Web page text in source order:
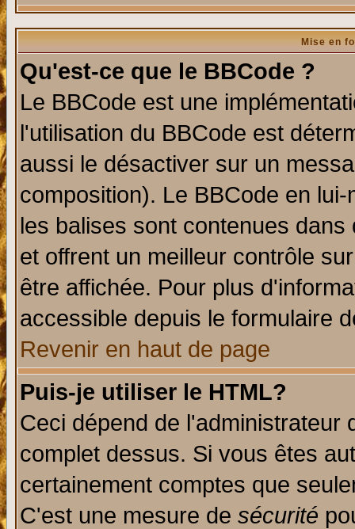
Mise en
Qu'est-ce que le BBCode ?
Le BBCode est une
l'utilisation du BBCode est
aussi le désactiver sur un
composition). Le BBCode en
les balises sont contenues
et offrent un meilleur contrôle
être affichée. Pour plus
accessible depuis le formulaire
Revenir en haut de page
Puis-je utiliser le HTML?
Ceci dépend de l'administrateur
complet dessus. Si vous êtes
certainement comptes que
C'est une mesure de sécurité